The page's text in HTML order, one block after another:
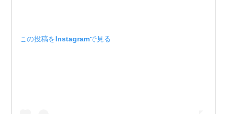
この投稿をInstagramで見る